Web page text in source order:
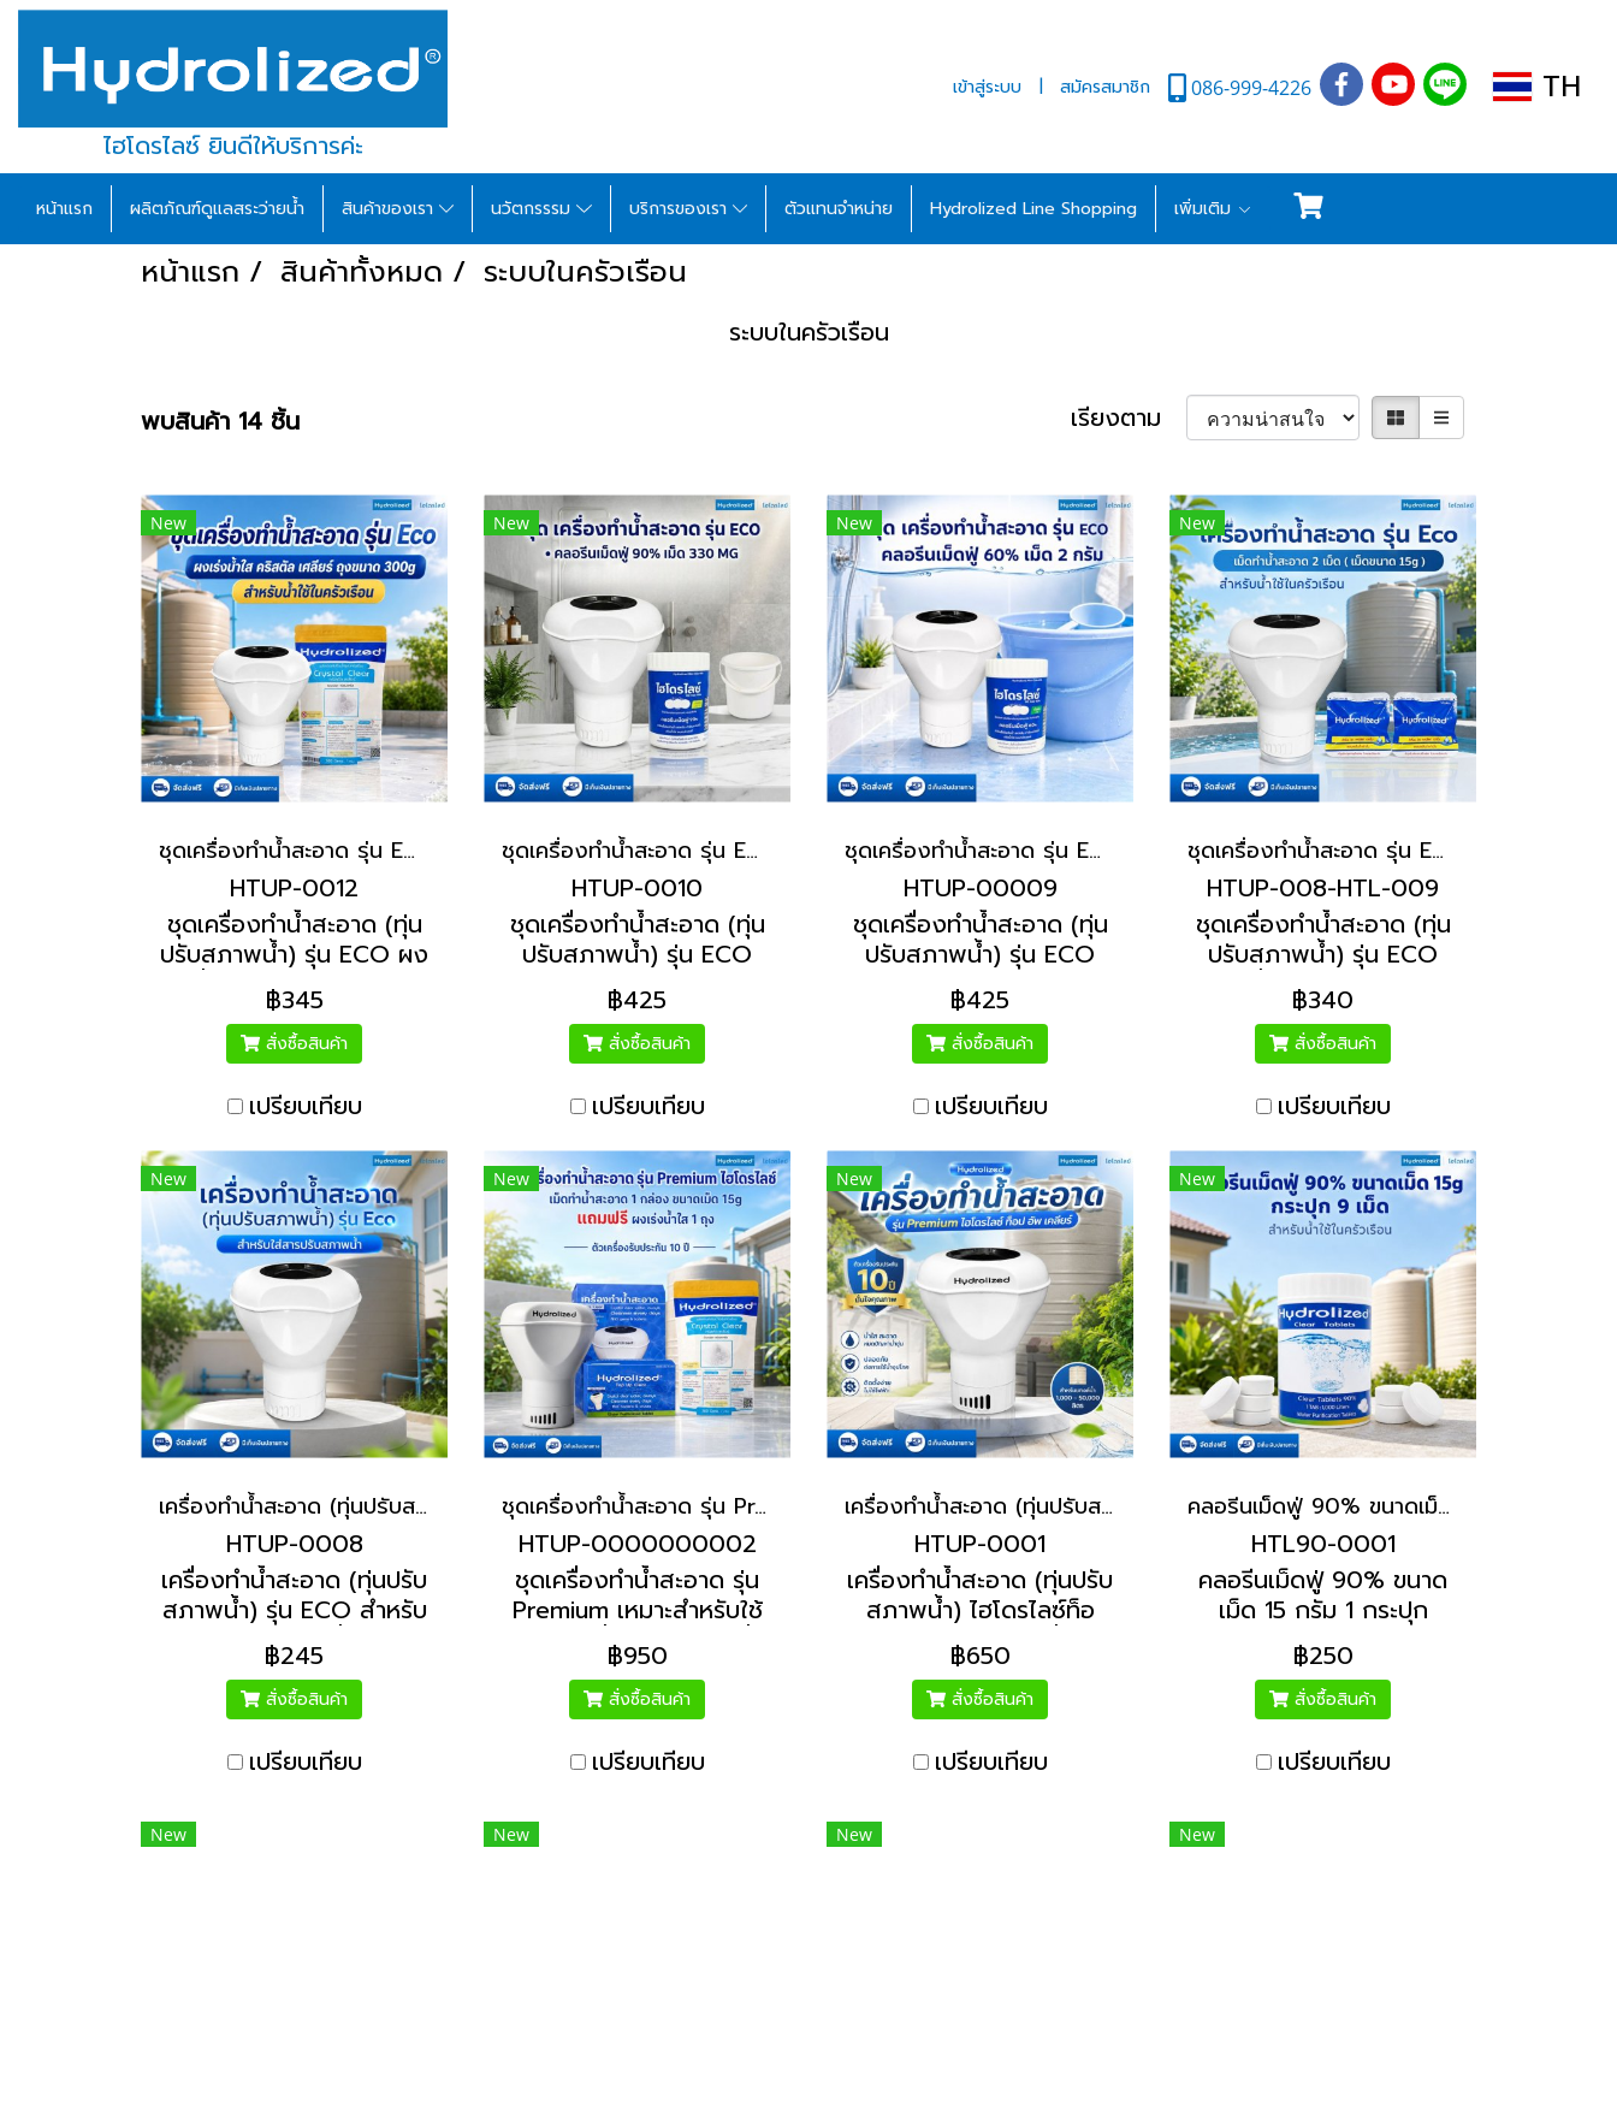
ไฮโดรไลซ์ ยินดีให้บริการค่ะ
เข้าสู่ระบบ สมัครสมาชิก 086-999-4226 TH
หน้าแรก ผลิตภัณฑ์ดูแลสระว่ายน้ำ สินค้าของเรา นวัตกรรรม บริการของเรา ตัวแทนจำหน่าย Hydrolized Line Shopping เพิ่มเติม
หน้าแรก สินค้าทั้งหมด ระบบในครัวเรือน
ระบบในครัวเรือน
พบสินค้า 14 ชิ้น เรียงตาม
New
ชุดเครื่องทำน้ำสะอาด รุ่น ECO ผงเร่งน้ำใส ไฮโดรไลซ์ คริสตัล เคลียร์ ถุง 300 g | Hydrolized ไฮโดรไลซ์
HTUP-0012
ชุดเครื่องทำน้ำสะอาด (ทุ่น
ปรับสภาพน้ำ) รุ่น ECO ผง
เร่งน้ำใส ไฮโดรไลซ์ คริสตัล
เคลียร์ ถุง 300 g ฆ่าเชื้อ
โรคแบคทีเรีย ปรับน้ำใส ใช้
ในถังน้ำ แทงค์น้ำ 1000
ลิตรขึ้นไป
฿345
สั่งซื้อสินค้า
เปรียบเทียบ
New
ชุดเครื่องทำน้ำสะอาด รุ่น ECO คลอรีนเม็ดฟู่ 90% (เม็ด 330 Mg) | Hydrolized ไฮโดรไลซ์
HTUP-0010
ชุดเครื่องทำน้ำสะอาด (ทุ่น
ปรับสภาพน้ำ) รุ่น ECO
คลอรีนเม็ดฟู่ 90% สำหรับ
ถังน้ำ ใช้ 50 ลิตร (เม็ด
330 Mg)
฿425
สั่งซื้อสินค้า
เปรียบเทียบ
New
ชุดเครื่องทำน้ำสะอาด รุ่น ECO คลอรีนเม็ดฟู่ 60% สำหรับถังใช้น้ำ 100-500 ลิตร | Hydrolized ไฮโดรไลซ์
HTUP-00009
ชุดเครื่องทำน้ำสะอาด (ทุ่น
ปรับสภาพน้ำ) รุ่น ECO
คลอรีนเม็ดฟู่ 60% สำหรับ
ถังใช้น้ำ 100-500 ลิตร
(เม็ด 2 g)
฿425
สั่งซื้อสินค้า
เปรียบเทียบ
New
ชุดเครื่องทำน้ำสะอาด รุ่น ECO เม็ดทำน้ำสะอาดไฮโดรไลซ์ ( จำนวน 2 เม็ด ) เม็ดขนาด 15g | Hydrolized ไฮโดรไลซ์
HTUP-008-HTL-009
ชุดเครื่องทำน้ำสะอาด (ทุ่น
ปรับสภาพน้ำ) รุ่น ECO
เม็ดทำน้ำสะอาดไฮโดรไลซ์ (
จำนวน 2 เม็ด ) เม็ดขนาด
15g สำหรับแทงค์น้ำ 1,000
ลิตรขึ้นไป
฿340
สั่งซื้อสินค้า
เปรียบเทียบ
New
เครื่องทำน้ำสะอาด (ทุ่นปรับสภาพน้ำ) รุ่น ECO สำหรับใส่สารปรับสภาพน้ำ | Hydrolized ไฮโดรไลซ์
HTUP-0008
เครื่องทำน้ำสะอาด (ทุ่นปรับ
สภาพน้ำ) รุ่น ECO สำหรับ
ใส่สารปรับสภาพน้ำ เหมาะ
สำหรับ แทงค์น้ำ บ่อพักน้ำ
สระว่ายน้ำ
฿245
สั่งซื้อสินค้า
เปรียบเทียบ
New
ชุดเครื่องทำน้ำสะอาด รุ่น Premium เหมาะสำหรับใช้กับแทงค์น้ำ | Hydrolized ไฮโดรไลซ์
HTUP-0000000002
ชุดเครื่องทำน้ำสะอาด รุ่น
Premium เหมาะสำหรับใช้
กับแทงค์น้ำ หรือถังเก็บน้ำ
ขนาด 1,000 - 50,000
ลิตร
฿950
สั่งซื้อสินค้า
เปรียบเทียบ
New
เครื่องทำน้ำสะอาด (ทุ่นปรับสภาพน้ำ) ไฮโดรไลซ์ท็อปอัพ เคลียร์ | Hydrolized ไฮโดรไลซ์
HTUP-0001
เครื่องทำน้ำสะอาด (ทุ่นปรับ
สภาพน้ำ) ไฮโดรไลซ์ท็อ
ปอัพ เคลียร์ แทงก์ค์น้ำ ถัง
เก็บน้ำ สระว่ายน้ำ รับประกัน
10 ปี
฿650
สั่งซื้อสินค้า
เปรียบเทียบ
New
คลอรีนเม็ดฟู่ 90% ขนาดเม็ด 15 กรัม (บรรจุ 9 เม็ด) | Hydrolized ไฮโดรไลซ์
HTL90-0001
คลอรีนเม็ดฟู่ 90% ขนาด
เม็ด 15 กรัม 1 กระปุก
(บรรจุ 9 เม็ด) กำจัด
แบคทีเรียในน้ำ แก้น้ำขุ่น ลด
กลิ่นเหม็น สำหรับ ถังน้ำ
แทงค์น้ำ 1000 ลิตรขึ้นไป
฿250
สั่งซื้อสินค้า
เปรียบเทียบ
New New New New